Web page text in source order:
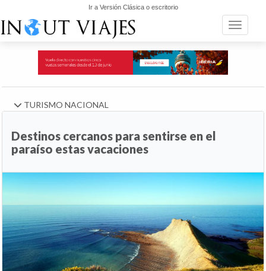
Ir a Versión Clásica o escritorio
Toggle
TURISMO NACIONAL
Destinos cercanos para sentirse en el
paraíso estas vacaciones
Turismo
Anterior